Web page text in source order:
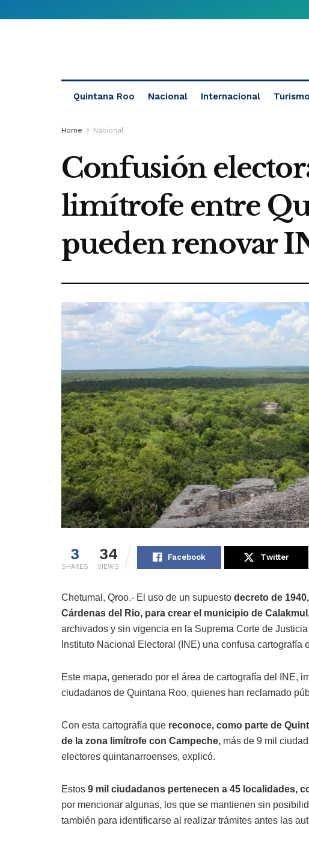
Quintana Roo Nacional Internacional Turismo
Home Nacional
Confusión
limítrofe entre
pueden renovar
3
SHARES
34
VIEWS
Facebook Twitter
Chetumal, Qroo.- El uso de un supuesto decreto de
Cárdenas del Rio, para crear el municipio de
archivados y sin vigencia en la Suprema Corte de
Instituto Nacional Electoral (INE) una confusa cartografía
Este mapa, generado por el área de cartografía del INE,
ciudadanos de Quintana Roo, quienes han reclamado
Con esta cartografía que reconoce, como parte de
de la zona limítrofe con Campeche, más de 9 mil
electores quintanarroenses, explicó.
Estos 9 mil ciudadanos pertenecen a 45 localidades,
por mencionar algunas, los que se mantienen sin
también para identificarse al realizar trámites antes las